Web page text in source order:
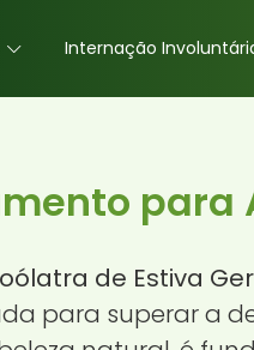
Internação
para
de Estiva
para superar a